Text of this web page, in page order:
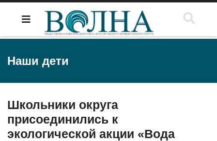
Наши дети
Школьники округа
присоединились к
экологической акции «Вода